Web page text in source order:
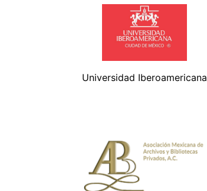
Universidad Iberoamericana